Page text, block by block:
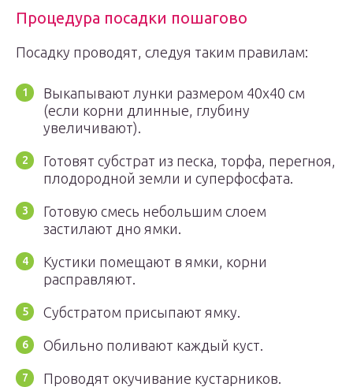
Процедура посадки пошагово
Посадку проводят, следуя таким правилам:
Выкапывают лунки размером 40х40 см
(если корни длинные, глубину
увеличивают).
Готовят субстрат из песка, торфа, перегноя,
плодородной земли и суперфосфата.
Готовую смесь небольшим слоем
застилают дно ямки.
Кустики помещают в ямки, корни
расправляют.
Субстратом присыпают ямку.
Обильно поливают каждый куст.
Проводят окучивание кустарников.